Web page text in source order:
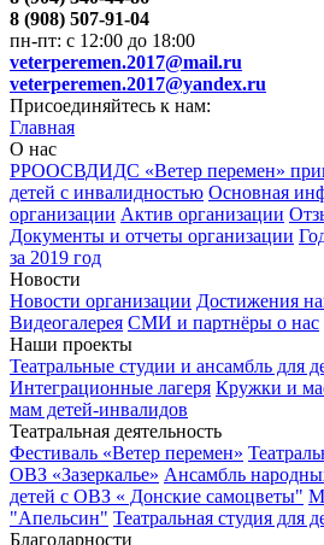
8 (908) 507-91-04
пн-пт: с 12:00 до 18:00
veterperemen.2017@mail.ru
veterperemen.2017@yandex.ru
Присоединяйтесь к нам:
Главная
О нас
РРООСВДИДС «Ветер перемен»
детей с инвалидностью Основная
организации Актив организации
Документы и отчеты организации
за 2019 год
Новости
Новости организации Достижения
Видеогалерея СМИ и партнёры о нас
Наши проекты
Театральные студии и ансамбль для
Интеграционные лагеря Кружки и
мам детей-инвалидов
Театральная деятельность
Фестиваль «Ветер перемен»
ОВЗ «Зазеркалье» Ансамбль
детей с ОВЗ « Донские самоцветы"
"Апельсин" Театральная студия для
Благодарности